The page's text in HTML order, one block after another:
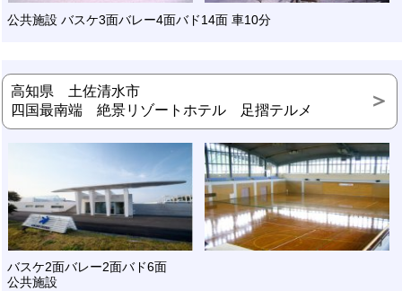
公共施設 バスケ3面バレー4面バド14面 車10分
高知県 土佐清水市
四国最南端 絶景リゾートホテル 足摺テルメ
バスケ2面バレー2面バド6面
公共施設